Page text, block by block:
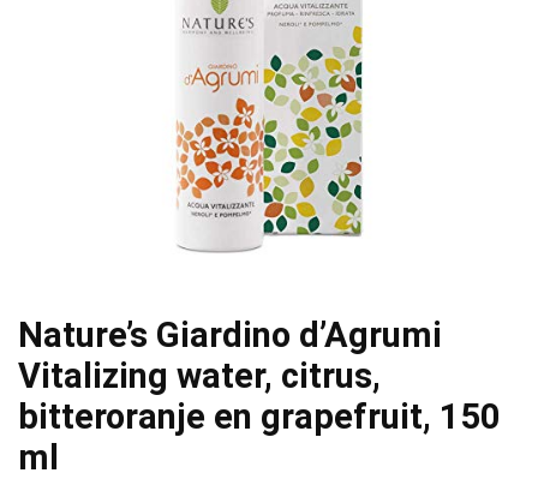
Nature’s Giardino d’Agrumi
Vitalizing water, citrus,
bitteroranje en grapefruit, 150
ml